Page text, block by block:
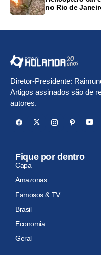
no Rio de
Diretor-Presidente:
Artigos assinados são de
autores.
Fique por dentro
Capa
Amazonas
Famosos & TV
Brasil
Economia
Geral